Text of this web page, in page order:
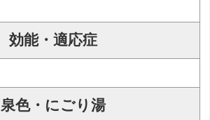
効能・適応症
泉色・にごり湯